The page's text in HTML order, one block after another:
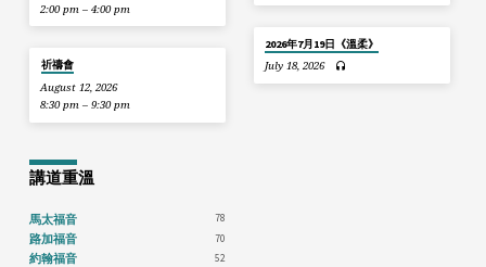
2:00 pm – 4:00 pm
祈禱會
August 12, 2026
8:30 pm – 9:30 pm
2026年7月19日《溫柔》
July 18, 2026
講道重溫
馬太福音 78
路加福音 70
約翰福音 52